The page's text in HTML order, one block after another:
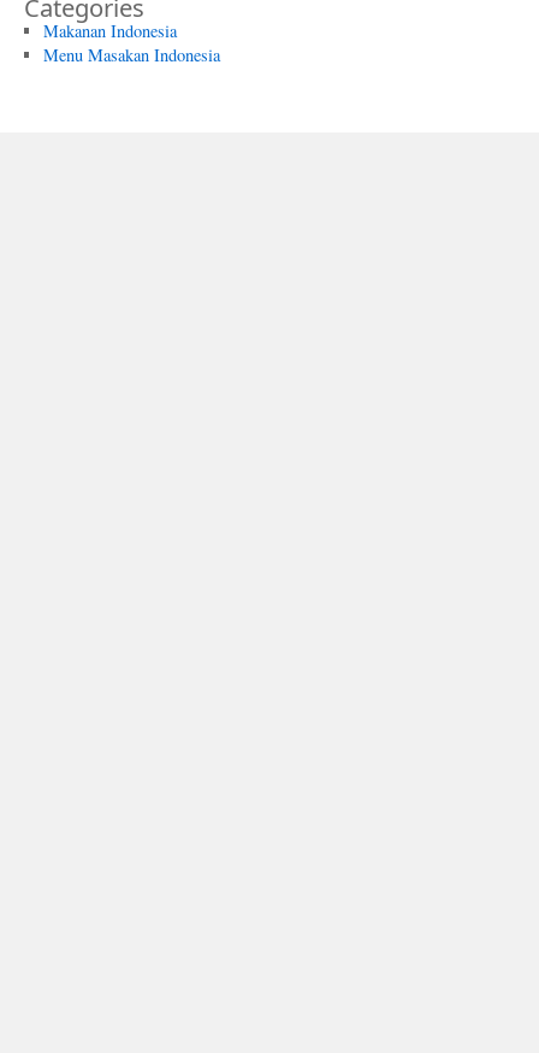
Categories
Makanan Indonesia
Menu Masakan Indonesia